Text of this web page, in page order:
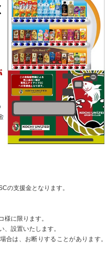
の支援金となります。
様に限ります。
、設置いたします。
合は、お断りすることがあります。